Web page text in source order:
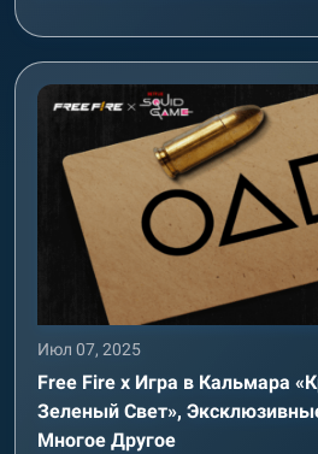
Июл 07, 2025
Free Fire x Игра в Кальмара
Зеленый Свет»,
Многое Другое